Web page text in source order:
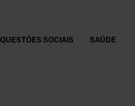
QUESTÕES SOCIAIS SAÚDE